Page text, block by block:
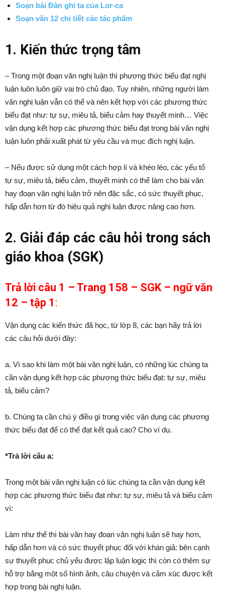
Soạn bài Đàn ghi ta của Lor-ca
Soạn văn 12 chi tiết các tác phẩm
1. Kiến thức trọng tâm
–Trong một đoạn văn nghị luận thì phương thức biểu đạt nghị
luận luôn luôn giữ vai trò chủ đạo. Tuy nhiên, những người làm
văn nghị luận vẫn có thể và nên kết hợp với các phương thức
biểu đạt như: tự sự, miêu tả, biểu cảm hay thuyết minh… Việc
vận dụng kết hợp các phương thức biểu đạt trong bài văn nghị
luận luôn phải xuất phát từ yêu cầu và mục đích nghị luận.
– Nếu được sử dụng một cách hợp lí và khéo léo, các yếu tố
tự sự, miêu tả, biểu cảm, thuyết minh có thể làm cho bài văn
hay đoạn văn nghị luận trở nên đặc sắc, có sức thuyết phục,
hấp dẫn hơn từ đó hiệu quả nghị luận được nâng cao hơn.
2. Giải đáp các câu hỏi trong sách
giáo khoa (SGK)
Trả lời câu 1 – Trang 158 – SGK – ngữ văn
12 – tập 1 :
Vận dụng các kiến thức đã học, từ lớp 8, các bạn hãy trả lời
các câu hỏi dưới đây:
a. Vì sao khi làm một bài văn nghị luận, có những lúc chúng ta
cần vận dụng kết hợp các phương thức biểu đạt: tự sự, miêu
tả, biểu cảm?
b. Chúng ta cần chú ý điều gì trong việc vận dụng các phương
thức biểu đạt để có thể đạt kết quả cao? Cho ví dụ.
*Trả lời câu a:
Trong một bài văn nghị luận có lúc chúng ta cần vận dụng kết
hợp các phương thức biểu đạt như: tự sự, miêu tả và biểu cảm
vì:
Làm như thế thì bài văn hay đoạn văn nghị luận sẽ hay hơn,
hấp dẫn hơn và có sức thuyết phục đối với khán giả: bên cạnh
sự thuyết phục chủ yếu được lập luận logic thì còn có thêm sự
hỗ trợ bằng một số hình ảnh, câu chuyện và cảm xúc được kết
hợp trong bài nghị luận.